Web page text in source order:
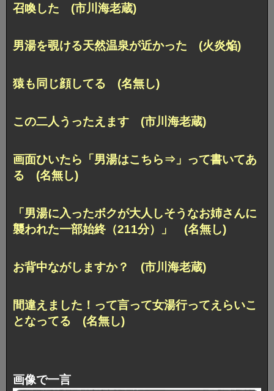
召喚した (市川海老蔵)
男湯を覗ける天然温泉が近かった (火炎焔)
猿も同じ顔してる (名無し)
この二人うったえます (市川海老蔵)
画面ひいたら「男湯はこちら⇒」って書いてあ
る (名無し)
「男湯に入ったボクが大人しそうなお姉さんに
襲われた一部始終（211分）」 (名無し)
お背中ながしますか？ (市川海老蔵)
間違えました！って言って女湯行ってえらいこ
となってる (名無し)
画像で一言